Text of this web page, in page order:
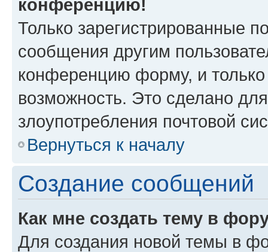
конференцию!
Только зарегистрированные
сообщения другим
конференцию форму, и
возможность. Это сделано
злоупотребления почтовой
Вернуться к началу
Создание сообщений
Как мне создать тему в
Для создания новой темы в